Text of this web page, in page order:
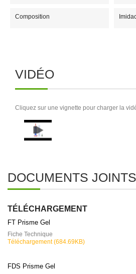
Composition
VIDÉO
Cliquez sur une vignette pour charger la
DOCUMENTS JOINTS
TÉLÉCHARGEMENT
FT Prisme Gel
Fiche Technique
Téléchargement (684.69KB)
FDS Prisme Gel